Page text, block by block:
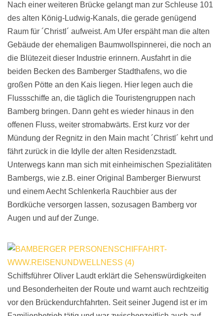
Nach einer weiteren Brücke gelangt man zur Schleuse 101
des alten König-Ludwig-Kanals, die gerade genügend
Raum für ´Christl´ aufweist. Am Ufer erspäht man die alten
Gebäude der ehemaligen Baumwollspinnerei, die noch an
die Blütezeit dieser Industrie erinnern. Ausfahrt in die
beiden Becken des Bamberger Stadthafens, wo die
großen Pötte an den Kais liegen. Hier legen auch die
Flussschiffe an, die täglich die Touristengruppen nach
Bamberg bringen. Dann geht es wieder hinaus in den
offenen Fluss, weiter stromabwärts. Erst kurz vor der
Mündung der Regnitz in den Main macht ´Christl´ kehrt und
fährt zurück in die Idylle der alten Residenzstadt.
Unterwegs kann man sich mit einheimischen Spezialitäten
Bambergs, wie z.B. einer Original Bamberger Bierwurst
und einem Aecht Schlenkerla Rauchbier aus der
Bordküche versorgen lassen, sozusagen Bamberg vor
Augen und auf der Zunge.
Schiffsführer Oliver Laudt erklärt die Sehenswürdigkeiten
und Besonderheiten der Route und warnt auch rechtzeitig
vor den Brückendurchfahrten. Seit seiner Jugend ist er im